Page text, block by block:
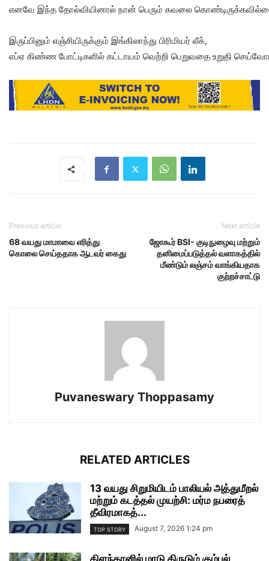
எனவே இந்த தோல்வியினால் நான் பெரும் கவலை
இருப்பினும் எஞ்சியிருக்கும் இங்கிலாந்து பிரிமியர் லீக்,
எப்ஏ கிண்ண போட்டிகளில் கட்டாயம் வெற்றி பெறுவதை உறுதி
Previous article
68 வயது மாமாவை எரித்து
கொலை செய்ததாக ஆடவர் கைது
Next article
ஜோகூர் BSI- குடிநுழைவு மற்றும்
தனிமைப்படுத்தல் வளாகத்தில்
மீண்டும் லஞ்சம் வாங்கியதாக
குற்றச்சாட்டு
Puvaneswary Thoppasamy
RELATED ARTICLES
13 வயது சிறுமியிடம் பாலியல் அத்துமீறல்
மற்றும் கடத்தல் முயற்சி: மர்ம நபரைத்
தீவிரமாகத்...
TOP STORY August 7, 2026 1:24 pm
கிளந்தானில் மாடு திருடும் கும்பல்